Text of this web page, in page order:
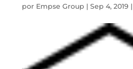
por Empse Group | Sep 4, 2019 |